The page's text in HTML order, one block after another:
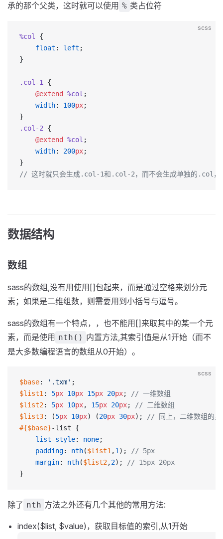
承的那个父类，这时就可以使用 % 类占位符
scss
%col
{
    float
: left ;
}
.col-1
{
    @extend
%col ;
    width
: 100px;
}
.col-2 {
    @extend
%col ;
    width
: 200px;
}
// 这时就只会生成.col-1和.col-2，而不会生成单独的.col，
数据结构
数组
sass的数组,没有用使用[]包起来，而是通过空格来划分元
素；如果是二维组数，则需要用到小括号与逗号。
sass的数组有一个特点，，也不能用[]来取其中的某一个元
素，而是使用 nth() 内置方法,其索引值是从1开始（而不
是大多数编程语言的数组从0开始）。
scss
$base: '.txm' ;
$list1 : 5px 10px 15px 20px;
// 一维数组
$list2: 5px 10px, 15px 20px;
// 二维数组
$list3: (5px 10px) (20px 30px);
// 同上，二维数组的另
#{$base}-list {
    list-style
: none;
    padding
: nth($list1 ,1 );
// 5px
    margin
: nth($list2,2);
// 15px 20px
}
除了 nth 方法之外还有几个其他的常用方法:
index($list, $value)，获取目标值的索引,从1开始